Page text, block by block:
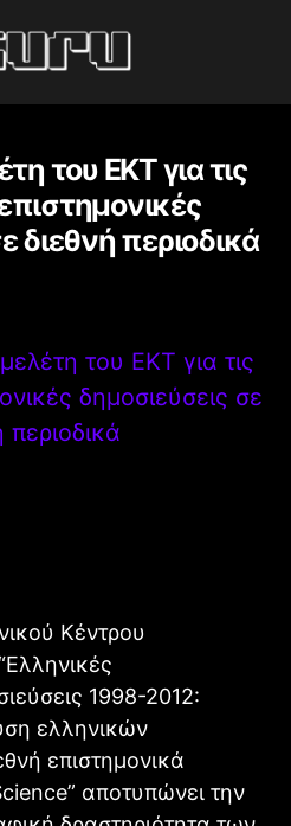
του EKT για τις
διεθνή περιοδικά
του EKT για τις
δημοσιεύσεις σε
περιοδικά
Κέντρου
1998-2012:
ελληνικών
επιστημονικά
αποτυπώνει την